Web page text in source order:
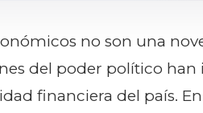
no son una
del poder político
financiera del país.